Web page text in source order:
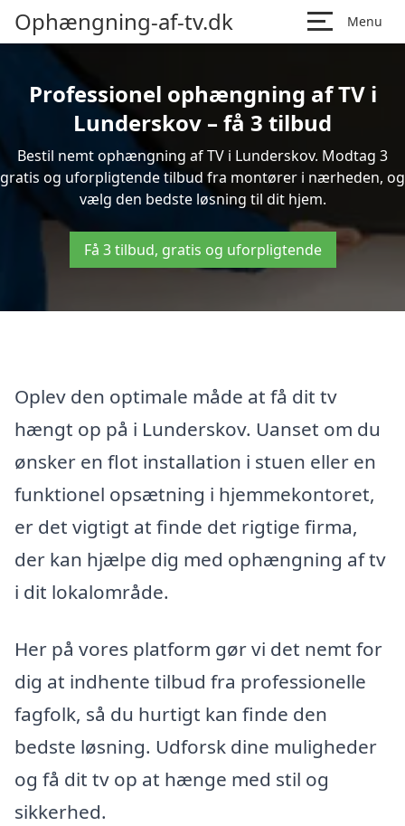
Ophængning-af-tv.dk Menu
Professionel ophængning af TV i
Lunderskov – få 3 tilbud
Bestil nemt ophængning af TV i Lunderskov. Modtag 3
gratis og uforpligtende tilbud fra montører i nærheden, og
vælg den bedste løsning til dit hjem.
Få 3 tilbud, gratis og uforpligtende
Oplev den optimale måde at få dit tv
hængt op på i Lunderskov. Uanset om du
ønsker en flot installation i stuen eller en
funktionel opsætning i hjemmekontoret,
er det vigtigt at finde det rigtige firma,
der kan hjælpe dig med ophængning af tv
i dit lokalområde.
Her på vores platform gør vi det nemt for
dig at indhente tilbud fra professionelle
fagfolk, så du hurtigt kan finde den
bedste løsning. Udforsk dine muligheder
og få dit tv op at hænge med stil og
sikkerhed.